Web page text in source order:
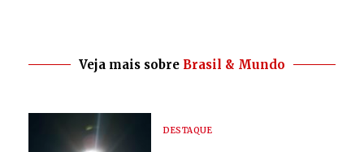
Veja mais sobre Brasil & Mundo
DESTAQUE